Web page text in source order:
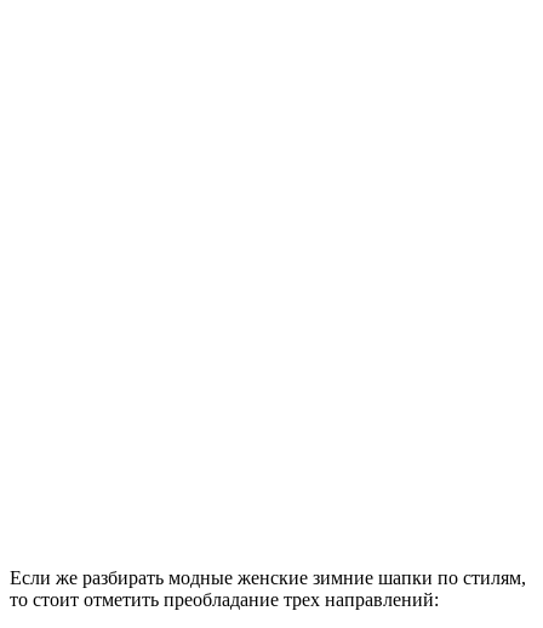
Если же разбирать модные женские зимние шапки по стилям,
то стоит отметить преобладание трех направлений: